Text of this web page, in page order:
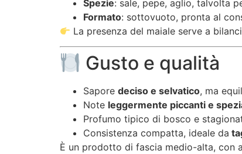
Spezie: sale, pepe, aglio, talvolta
Formato: sottovuoto, pronta al
La presenza del maiale serve a
Gusto e qualità
Sapore deciso e selvatico, ma
Note leggermente piccanti e
Profumo tipico di bosco e
Consistenza compatta, ideale da
È un prodotto di fascia medio-alta, con